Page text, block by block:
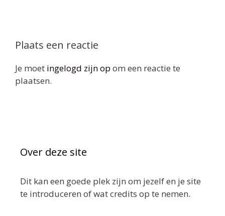
Plaats een reactie
Je moet ingelogd zijn op om een reactie te
plaatsen.
Over deze site
Dit kan een goede plek zijn om jezelf en je site
te introduceren of wat credits op te nemen.